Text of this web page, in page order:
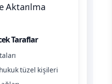
Aktarılma
Taraflar
tüzel kişileri